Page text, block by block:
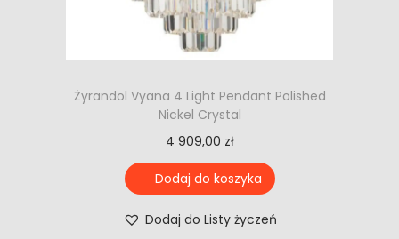
Żyrandol Vyana 4 Light Pendant Polished
Nickel Crystal
4 909,00 zł
Dodaj do koszyka
Dodaj do Listy życzeń